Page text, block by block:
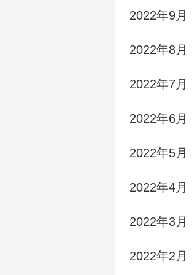
2022年9月
2022年8月
2022年7月
2022年6月
2022年5月
2022年4月
2022年3月
2022年2月